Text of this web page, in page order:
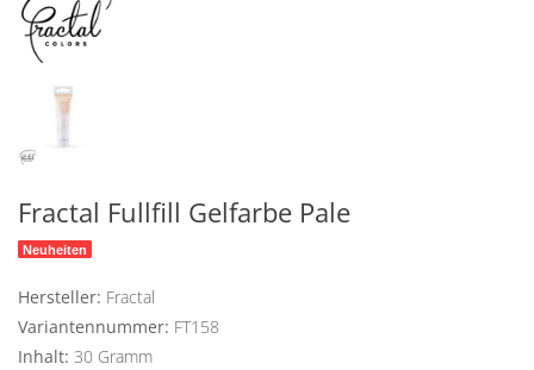
Fractal Fullfill Gelfarbe Pale
Neuheiten
Hersteller: Fractal
Variantennummer: FT158
Inhalt: 30 Gramm